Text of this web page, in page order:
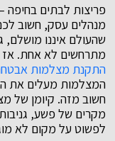
פריצות לבתים בחיפה
מנהלים עסק, חשוב
שהעולם איננו מושלם,
מתרחשים לא אחת. אז
התקנת מצלמות
המצלמות מעלים את
חשוב מזה. קיומן של
מקרים של פשע,
לפשוט על מקום לא